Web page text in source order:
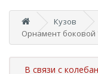
Кузов
Орнамент боковой
В связи с